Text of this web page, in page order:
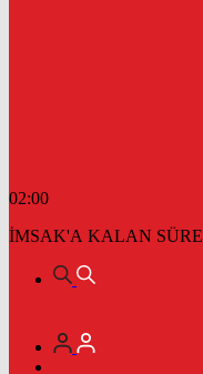
02:00
İMSAK'A KALAN SÜRE